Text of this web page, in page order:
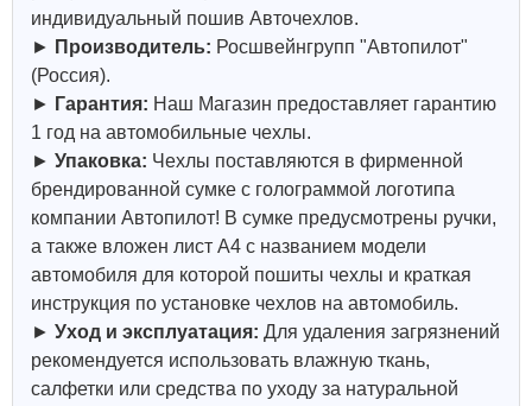
индивидуальный пошив Авточехлов.
► Производитель: Росшвейнгрупп "Автопилот"
(Россия).
► Гарантия: Наш Магазин предоставляет гарантию
1 год на автомобильные чехлы.
► Упаковка: Чехлы поставляются в фирменной
брендированной сумке с голограммой логотипа
компании Автопилот! В сумке предусмотрены ручки,
а также вложен лист А4 с названием модели
автомобиля для которой пошиты чехлы и краткая
инструкция по установке чехлов на автомобиль.
► Уход и эксплуатация: Для удаления загрязнений
рекомендуется использовать влажную ткань,
салфетки или средства по уходу за натуральной